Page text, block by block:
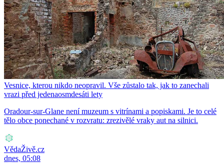
Vesnice, kterou nikdo neopravil. Vše zůstalo tak, jak to zanechali
vrazi před jedenaosmdesáti lety
Oradour-sur-Glane není muzeum s vitrínami a popiskami. Je to celé
tělo obce ponechané v rozvratu: zrezivělé vraky aut na silnici.
VědaŽivě.cz
dnes, 05:08